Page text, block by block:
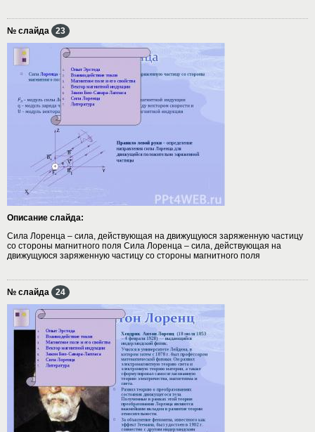
№ слайда 23
Описание слайда:
Сила Лоренца – сила, действующая на движущуюся заряженную частицу
со стороны магнитного поля Сила Лоренца – сила, действующая на
движущуюся заряженную частицу со стороны магнитного поля
№ слайда 24